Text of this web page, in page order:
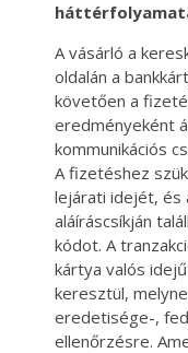
A vásárló a
oldalán a
követően a
eredményeként
kommunikációs
A fizetéshez
lejárati idejét, és
aláíráscsíkján
kódot. A
kártya valós
keresztül,
eredetisége-,
ellenőrzésre.